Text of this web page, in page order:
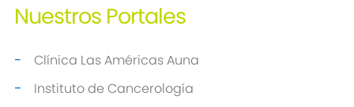
Nuestros Portales
Clínica Las Américas Auna
Instituto de Cancerología